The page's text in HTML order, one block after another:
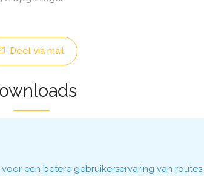
Deel via mail
een betere gebruikerservaring van routes.